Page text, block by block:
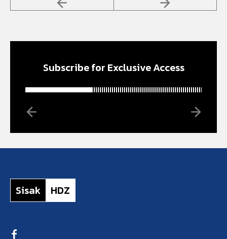
Subscribe for Exclusive Access
Sisak HDZ